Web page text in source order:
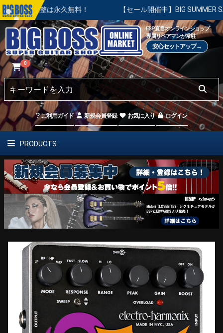
は永久無料！ 【セール開催中】BIG SUMMER SALE | 対象
ESP直営オンラインショップ
専属リペアマンが常駐
安心セットアップ→
0
ご利用ガイド 新規会員登録 お気に入り ログイン
PRODUCTS